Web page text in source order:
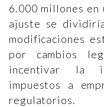
6.000 millones en
ajuste se
modificaciones
por cambios
incentivar la
impuestos a
regulatorios.